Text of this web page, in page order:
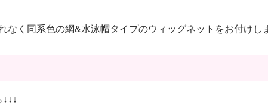
なく同系色の網&水泳帽タイプのウィッグネットをお付けし